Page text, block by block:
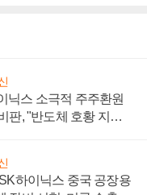
닉스 소극적 주주환원
판, "반도체 호황 지속
하이닉스 중국 공장용